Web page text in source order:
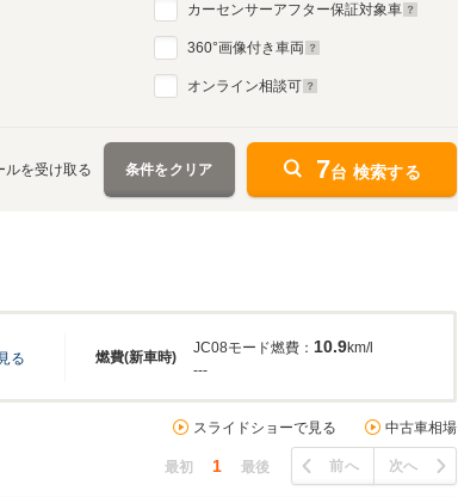
カーセンサーアフター保証対象車
360°画像付き車両
オンライン相談可
ルを受け取る 条件をクリア 7台 検索する
燃費(新車時)
る
JC08モード燃費： 10.9km/l
---
スライドショーで見る 中古車相場
最初 1 最後 前へ 次へ